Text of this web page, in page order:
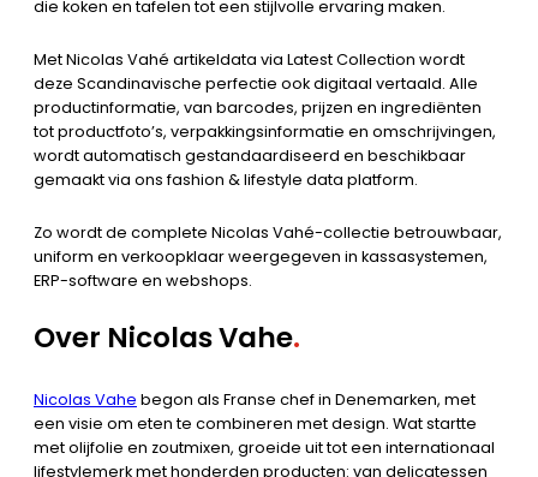
die koken en tafelen tot een stijlvolle ervaring maken.
Met Nicolas Vahé artikeldata via Latest Collection wordt
deze Scandinavische perfectie ook digitaal vertaald. Alle
productinformatie, van barcodes, prijzen en ingrediënten
tot productfoto’s, verpakkingsinformatie en omschrijvingen,
wordt automatisch gestandaardiseerd en beschikbaar
gemaakt via ons fashion & lifestyle data platform.
Zo wordt de complete Nicolas Vahé-collectie betrouwbaar,
uniform en verkoopklaar weergegeven in kassasystemen,
ERP-software en webshops.
Over Nicolas Vahe.
Nicolas Vahe begon als Franse chef in Denemarken, met
een visie om eten te combineren met design. Wat startte
met olijfolie en zoutmixen, groeide uit tot een internationaal
lifestylemerk met honderden producten: van delicatessen